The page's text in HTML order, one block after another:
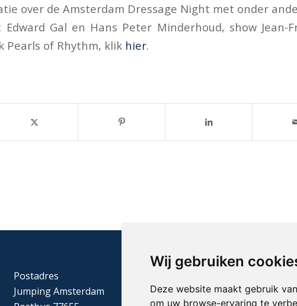
Wij gebruiken
Deze website maakt gebruik
om uw browse-ervaring te
over de Amsterdam Dressage Night met onder
Gal en Hans Peter Minderhoud, show Jean-
Pearls of Rhythm, klik hier.
Postadres
Jumping Amsterdam